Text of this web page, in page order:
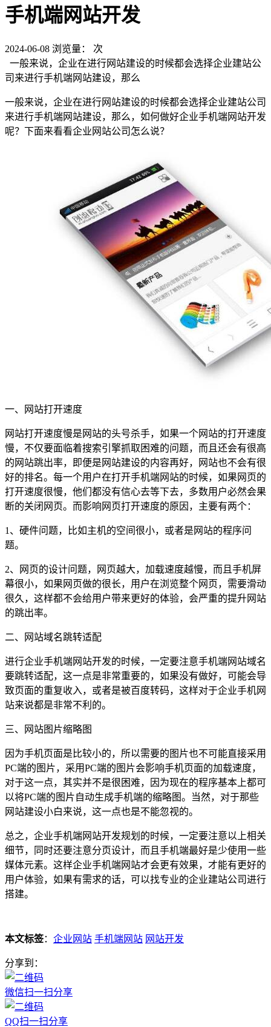
手机端网站开发
2024-06-08 浏览量：
次
一般来说，企业在进行网站建设的时候都会选择企业建站公
司来进行手机端网站建设，那么
一般来说，企业在进行网站建设的时候都会选择企业建站公司
来进行手机端网站建设，那么，如何做好企业手机端网站开发
呢？下面来看看企业网站公司怎么说？
一、网站打开速度
网站打开速度慢是网站的头号杀手，如果一个网站的打开速度
慢，不仅要面临着搜索引擎抓取困难的问题，而且还会有很高
的网站跳出率，即便是网站建设的内容再好，网站也不会有很
好的排名。每一个用户在打开手机端网站的时候，如果网页的
打开速度很慢，他们都没有信心去等下去，多数用户必然会果
断的关闭网页。而影响网页打开速度的原因，主要有两个：
1、硬件问题，比如主机的空间很小，或者是网站的程序问
题。
2、网页的设计问题，网页越大，加载速度越慢，而且手机屏
幕很小，如果网页做的很长，用户在浏览整个网页，需要滑动
很久，这样都不会给用户带来更好的体验，会严重的提升网站
的跳出率。
二、网站域名跳转适配
进行企业手机端网站开发的时候，一定要注意手机端网站域名
要跳转适配，这一点是非常重要的，如果没有做好，可能会导
致页面的重复收入，或者是被百度转码，这样对于企业手机网
站来说都是非常不利的。
三、网站图片缩略图
因为手机页面是比较小的，所以需要的图片也不可能直接采用
PC端的图片，采用PC端的图片会影响手机页面的加载速度，
对于这一点，其实并不是很困难，因为现在的程序基本上都可
以将PC端的图片自动生成手机端的缩略图。当然，对于那些
网站建设小白来说，这一点也是不能忽视的。
总之，企业手机端网站开发规划的时候，一定要注意以上相关
细节，同时还要注意分页设计，而且手机端最好是少使用一些
媒体元素。这样企业手机端网站才会更有效果，才能有更好的
用户体验，如果有需求的话，可以找专业的企业建站公司进行
搭建。
本文标签： 企业网站 手机端网站 网站开发
分享到：
微信扫一扫分享
QQ扫一扫分享